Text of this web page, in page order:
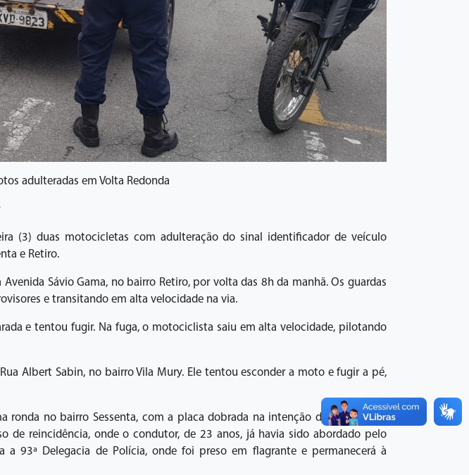
adulteradas em Volta Redonda
(3) duas motocicletas com adulteração do sinal identificador de veículo
e Retiro.
Sávio Gama, no bairro Retiro, por volta das 8h da manhã. Os guardas
e transitando em alta velocidade na via.
e tentou fugir. Na fuga, o motociclista saiu em alta velocidade, pilotando
Albert Sabin, no bairro Vila Mury. Ele tentou esconder a moto e fugir a pé,
no bairro Sessenta, com a placa dobrada na intenção de ocultar sua
de reincidência, onde o condutor, de 23 anos, já havia sido abordado pelo
93ª Delegacia de Polícia, onde foi preso em flagrante e permanecerá à